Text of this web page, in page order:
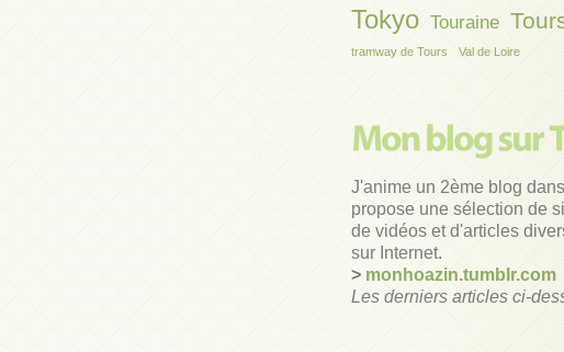
Tokyo Touraine
tramway de Tours Val de Loire
J'anime un 2ème blog
propose une sélection de
de vidéos et d'articles
sur Internet.
> monhoazin.tumblr.com
Les derniers articles ci-